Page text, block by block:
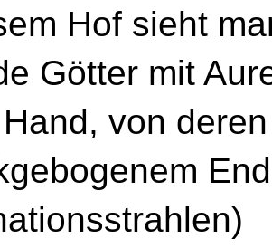
Hof sieht
Götter mit
von deren